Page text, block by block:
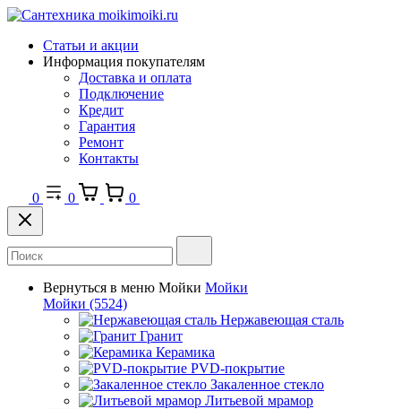
Статьи и акции
Информация покупателям
Доставка и оплата
Подключение
Кредит
Гарантия
Ремонт
Контакты
0 0 0
Вернуться в меню Мойки Мойки
Мойки (5524)
Нержавеющая сталь
Гранит
Керамика
PVD-покрытие
Закаленное стекло
Литьевой мрамор